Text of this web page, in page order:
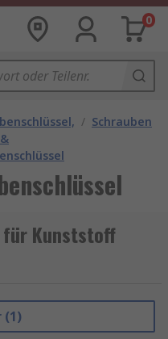
0
/
Kunststoff
(1)